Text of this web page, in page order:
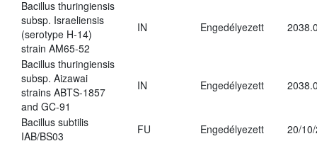
Bacillus thuringiensis
subsp. Israeliensis
(serotype H-14)
strain AM65-52
IN Engedélyezett
Bacillus thuringiensis
subsp. Aizawai
strains ABTS-1857
and GC-91
IN Engedélyezett
Bacillus subtilis
IAB/BS03
FU Engedélyezett
20/